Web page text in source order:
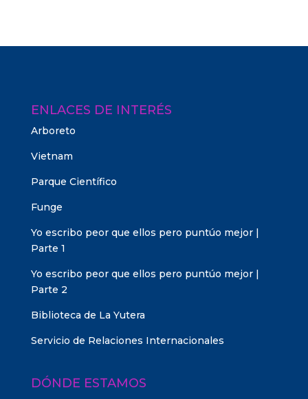
ENLACES DE INTERÉS
Arboreto
Vietnam
Parque Científico
Funge
Yo escribo peor que ellos pero puntúo mejor |
Parte 1
Yo escribo peor que ellos pero puntúo mejor |
Parte 2
Biblioteca de La Yutera
Servicio de Relaciones Internacionales
DÓNDE ESTAMOS